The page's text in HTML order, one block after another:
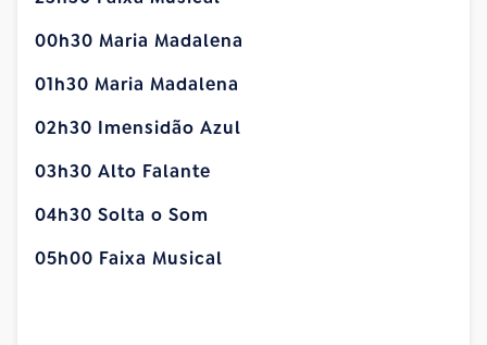
00h30 Maria Madalena
01h30 Maria Madalena
02h30 Imensidão Azul
03h30 Alto Falante
04h30 Solta o Som
05h00 Faixa Musical